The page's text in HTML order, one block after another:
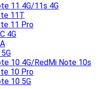
11 4G/11s 4G
11T
11 Pro
4G
10 4G/RedMi Note 10s
10 Pro
10 5G